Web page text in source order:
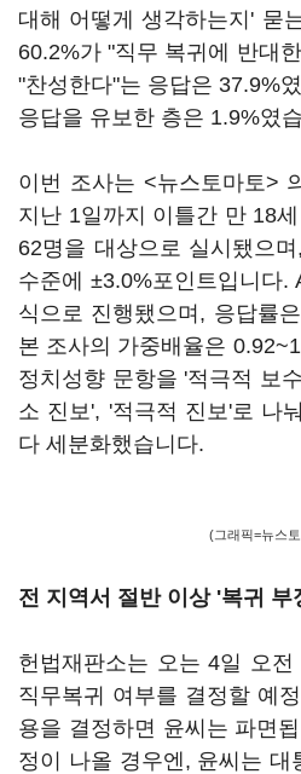
대해 어떻게 생각하는지' 묻
60.2%가 "직무 복귀에 반대
"찬성한다"는 응답은 37.9%
응답을 유보한 층은 1.9%였
이번 조사는 <뉴스토마토>
지난 1일까지 이틀간 만 18
62명을 대상으로 실시됐으
수준에 ±3.0%포인트입니다.
식으로 진행됐으며, 응답률
본 조사의 가중배율은
정치성향 문항을 '적극적 보
소 진보', '적극적 진보'로 나
다 세분화했습니다.
(그래픽=뉴스
전 지역서 절반 이상 '복귀 부
헌법재판소는 오는 4일 오전
직무복귀 여부를 결정할 예
용을 결정하면 윤씨는 파면
정이 나올 경우엔, 윤씨는 대